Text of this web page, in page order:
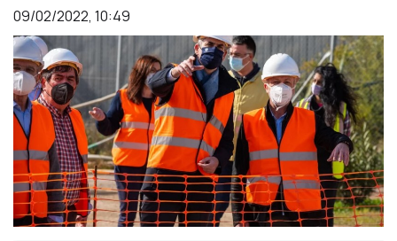
09/02/2022, 10:49